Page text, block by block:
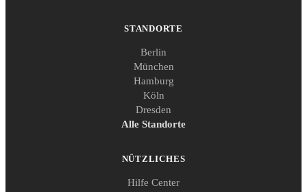
STANDORTE
Berlin
München
Hamburg
Köln
Dresden
Alle Standorte
NÜTZLICHES
Hilfe Center